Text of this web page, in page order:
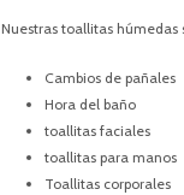
Nuestras toallitas húmedas
Cambios de pañales
Hora del baño
toallitas faciales
toallitas para manos
Toallitas corporales